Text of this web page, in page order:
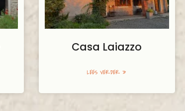
Casa Laiazzo
LEES VERDER »